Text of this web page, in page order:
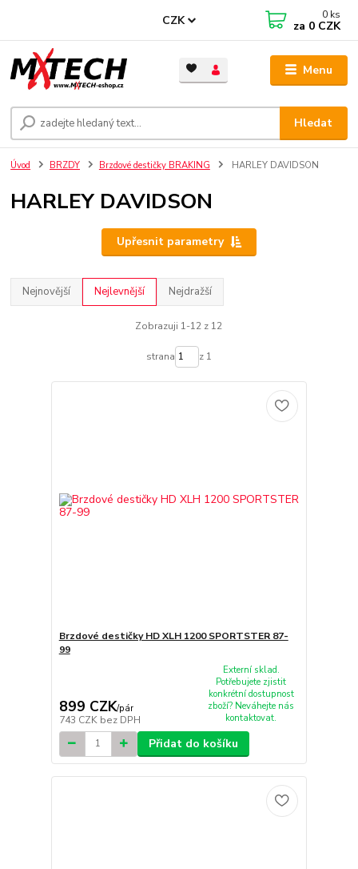
Menu
CZK
Hledat
0 ks
za 0 CZK
Úvod BRZDY Brzdové destičky BRAKING HARLEY DAVIDSON
HARLEY DAVIDSON
Upřesnit parametry
Nejnovější Nejlevnější Nejdražší
Zobrazuji 1-12 z 12
strana z 1
Brzdové destičky HD XLH 1200 SPORTSTER 87-
99
899 CZK/pár
743 CZK bez DPH
Externí sklad.
Potřebujete zjistit
konkrétní dostupnost
zboží? Neváhejte nás
kontaktovat.
Přidat do košíku